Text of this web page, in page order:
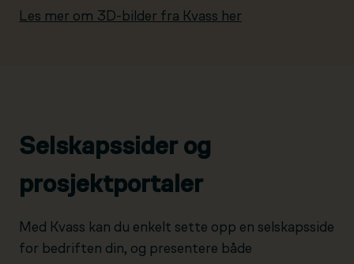
Les mer om 3D-bilder fra Kvass her
Selskapssider og
prosjektportaler
Med Kvass kan du enkelt sette opp en selskapsside
for bedriften din, og presentere både